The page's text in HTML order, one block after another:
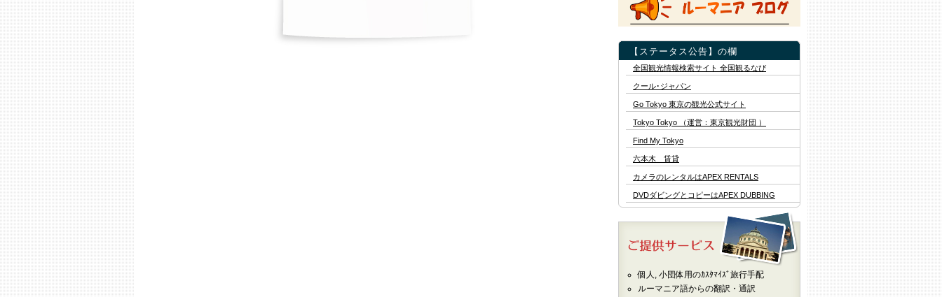
【セミナー･講演会】日・ルーマニア
エネルギーフォーラム
2024年4月19日
「ヨーロッパ進出の最前線～注目を
集めるルーマニアの可能性～」セミ
ナー
詳細はこちら 🔗
全てのイベント情報は
【ステータス公告】の欄
全国観光情報検索サイト 全国観るなび
クール･ジャパン
Go Tokyo 東京の観光公式サイト
Tokyo Tokyo （運営：東京観光財団 ）
Find My Tokyo
六本木 賃貸
カメラのレンタルはAPEX RENTALS
DVDダビングとコピーはAPEX DUBBING
個人, 小団体用のｶｽﾀﾏｲｽﾞ旅行手配
ルーマニア語からの翻訳・通訳